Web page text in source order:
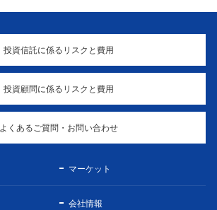
投資信託に係るリスクと費用
投資顧問に係るリスクと費用
よくあるご質問・お問い合わせ
マーケット
会社情報